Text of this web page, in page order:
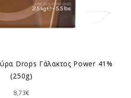
Drops Γάλακτος Power 41%
(250g)
8,73€